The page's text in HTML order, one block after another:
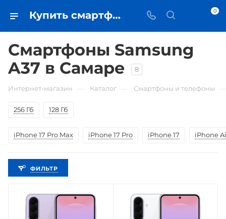
Купить смартфоны Samsung A37 в Самаре - цена в iЧехол 0
Смартфоны Samsung
A37 в Самаре
8
Интернет-магазин Каталог Смартфоны и телефоны
256 Гб 128 Гб
iPhone 17 Pro Max iPhone 17 Pro iPhone 17 iPhone
ФИЛЬТР